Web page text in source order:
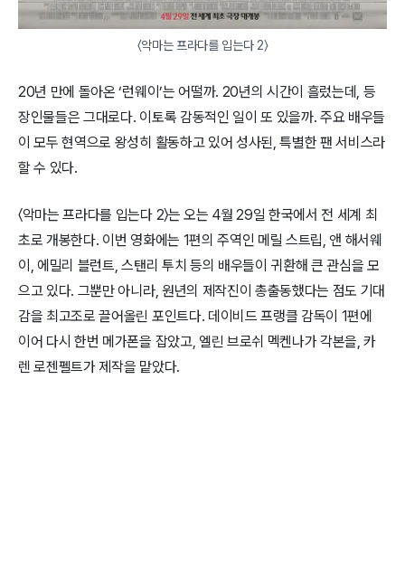
〈악마는 프라다를 입는다 2〉
20년 만에 돌아온 ‘런웨이’는 어떨까. 20년의 시간이 흘렀는데, 등
장인물들은 그대로다. 이토록 감동적인 일이 또 있을까. 주요 배우들
이 모두 현역으로 왕성히 활동하고 있어 성사된, 특별한 팬 서비스라
할 수 있다.
〈악마는 프라다를 입는다 2〉는 오는 4월 29일 한국에서 전 세계 최
초로 개봉한다. 이번 영화에는 1편의 주역인 메릴 스트립, 앤 해서웨
이, 에밀리 블런트, 스탠리 투치 등의 배우들이 귀환해 큰 관심을 모
으고 있다. 그뿐만 아니라, 원년의 제작진이 총출동했다는 점도 기대
감을 최고조로 끌어올린 포인트다. 데이비드 프랭클 감독이 1편에
이어 다시 한번 메가폰을 잡았고, 엘린 브로쉬 멕켄나가 각본을, 카
렌 로젠펠트가 제작을 맡았다.